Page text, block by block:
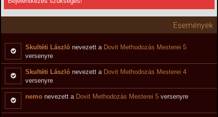
Események
Skultéti László nevezett a Dovit Methodozás Mesterei 5
versenyre
Skultéti László nevezett a Dovit Methodozás Mesterei 4
versenyre
nemo nevezett a Dovit Methodozás Mesterei 5 versenyre